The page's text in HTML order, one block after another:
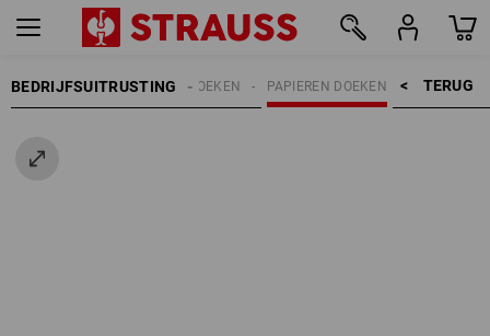
BEDRIJFSUITRUSTING TERUG    >
PAPIEREN DOEKEN
DOEKEN
REINIGING